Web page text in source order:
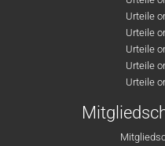
Urteile
Urteile
Urteile
Urteile
Urteile